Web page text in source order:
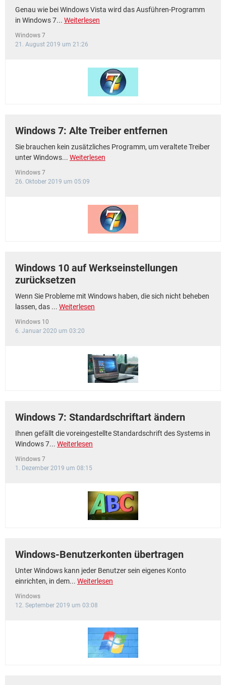
Genau wie bei Windows Vista wird das Ausführen-Programm
in Windows 7... Weiterlesen
Windows 7
21. August 2019 um 21:26
Windows 7: Alte Treiber entfernen
Sie brauchen kein zusätzliches Programm, um veraltete Treiber
unter Windows... Weiterlesen
Windows 7
26. Oktober 2019 um 05:09
Windows 10 auf Werkseinstellungen
zurücksetzen
Wenn Sie Probleme mit Windows haben, die sich nicht beheben
lassen, das ... Weiterlesen
Windows 10
6. Januar 2020 um 03:20
Windows 7: Standardschriftart ändern
Ihnen gefällt die voreingestellte Standardschrift des Systems in
Windows 7... Weiterlesen
Windows 7
1. Dezember 2019 um 08:15
Windows-Benutzerkonten übertragen
Unter Windows kann jeder Benutzer sein eigenes Konto
einrichten, in dem... Weiterlesen
Windows
12. September 2019 um 03:08